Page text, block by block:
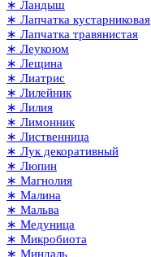
∗ Ландыш
∗ Лапчатка кустарниковая
∗ Лапчатка травянистая
∗ Леукоюм
∗ Лещина
∗ Лиатрис
∗ Лилейник
∗ Лилия
∗ Лимонник
∗ Лиственница
∗ Лук декоративный
∗ Люпин
∗ Магнолия
∗ Малина
∗ Мальва
∗ Медуница
∗ Микробиота
∗ Миндаль